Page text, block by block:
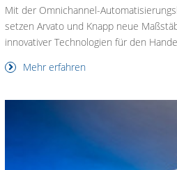
Mit der Omnichannel-
setzen Arvato und Knapp neue
innovativer Technologien für den
Mehr erfahren